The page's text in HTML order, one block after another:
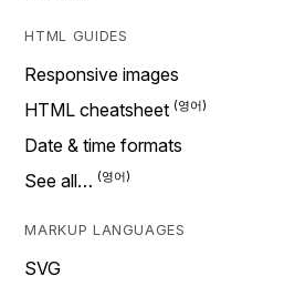
HTML GUIDES
Responsive images
HTML cheatsheet
Date & time formats
See all…
MARKUP LANGUAGES
SVG